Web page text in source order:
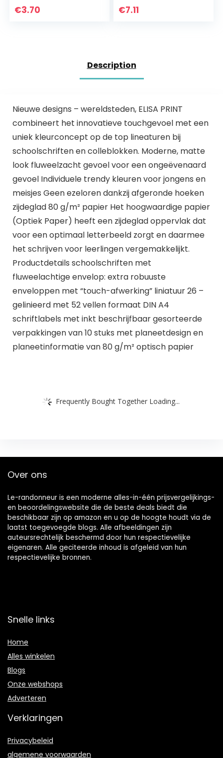
Lable
€3.70
DMSD13839
€7.11
Description
Nieuwe designs – wereldsteden, ELISA PRINT
combineert het innovatieve touchgevoel met een
uniek kleurconcept op de top lineaturen bij
schoolschriften en colleblokken. Moderne, matte
look fluweelzacht gevoel voor een ongeëvenaard
gevoel Individuele trendy kleuren voor jongens en
meisjes Geen ezeloren dankzij afgeronde hoeken
zijdeglad 80 g/m² papier Het hoogwaardige papier
(Optiek Paper) heeft een zijdeglad oppervlak dat
voor een optimaal letterbeeld zorgt en daarmee
het schrijven voor leerlingen vergemakkelijkt.
Productdetails schoolschriften met
fluweelachtige envelop: extra robuuste
enveloppen met “touch-afwerking” liniatuur 26 –
gelinieerd met 52 vellen formaat DIN A4
schriftlabels met inkt beschrijfbaar gesorteerde
verpakkingen van 10 stuks met planeetdesign en
planeetinformatie van 80 g/m² optisch papier
Frequently Bought Together Loading...
Over ons
Le-randonneur is een moderne alles-in-één prijsvergelijkings-
en beoordelingswebsite die de beste deals biedt die
beschikbaar zijn op amazon en u op de hoogte houdt via de
laatst toegevoegde blogs. Alle afbeeldingen zijn
auteursrechtelijk beschermd door hun respectievelijke
eigenaren. Alle geciteerde inhoud is afgeleid van hun
respectievelijke bronnen.
Snelle links
Home
Alles winkelen
Blogs
Onze webshops
Adverteren
Verklaringen
Privacybeleid
algemene voorwaarden